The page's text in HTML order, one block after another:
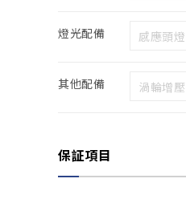
燈光配備 感應頭燈
其他配備 渦輪增壓
保証項目